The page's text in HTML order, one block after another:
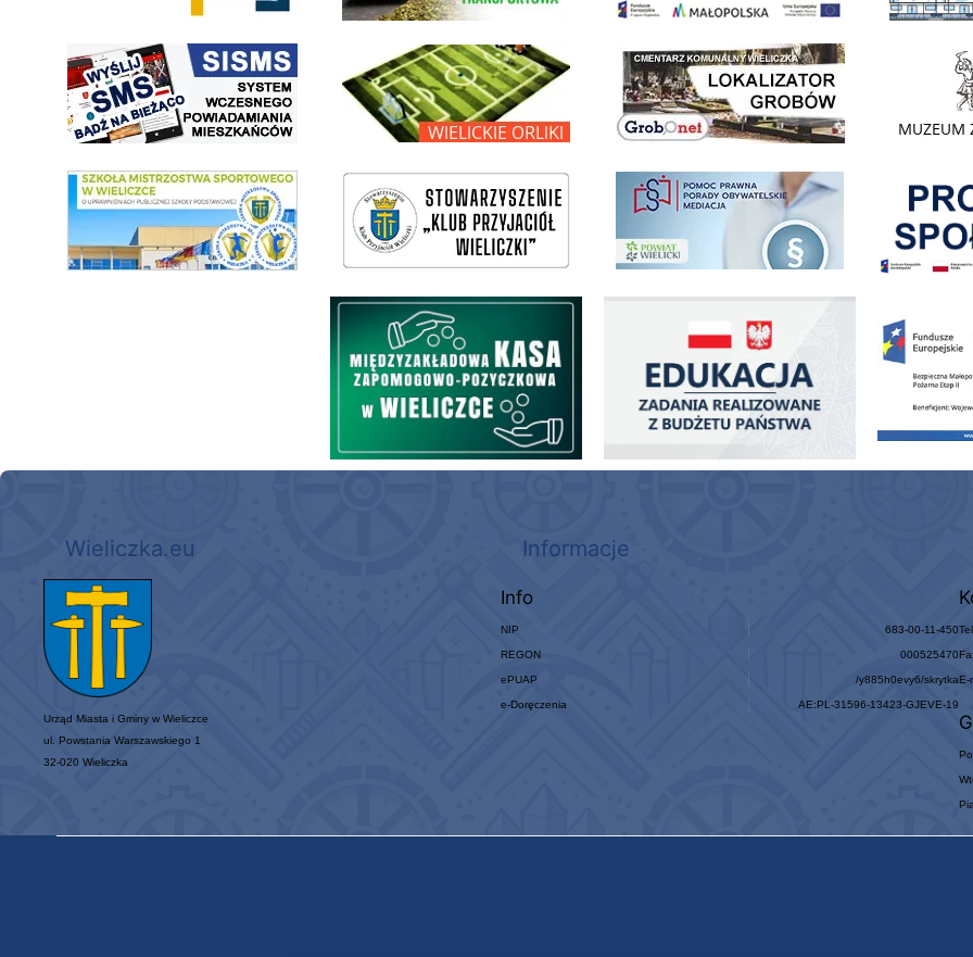
link do strony systemu wczesnego ostrzegania mieszkańców SISMSlink do opisu projektu Wielickie Orliki link do lokalizatora grobów na wielickim cmentarzu - grobnetlink do strony
link do SMS Wieliczka wieliczka-wieliczanie na bis pomoc prawna wieliczka
Międzyzakładowa Kasa Zapomogowo - Pożyczkowa
Zakup
Wieliczka.eu
Urząd Miasta i Gminy w Wieliczce
ul. Powstania Warszawskiego 1
32-020 Wieliczka
Informacje
Info
NIP 683-00-11-450
REGON 000525470
ePUAP /y885h0evy6/skrytka
e-Doręczenia AE:PL-31596-13423-GJEVE-19
E-